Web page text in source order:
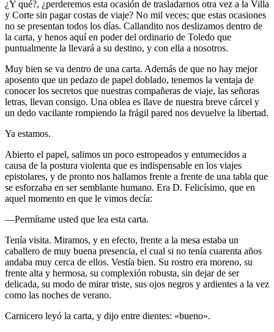
¿Y qué?, ¿perderemos esta ocasión de trasladarnos otra vez a la Villa
y Corte sin pagar costas de viaje? No mil veces; que estas ocasiones
no se presentan todos los días. Callandito nos deslizamos dentro de
la carta, y henos aquí en poder del ordinario de Toledo que
puntualmente la llevará a su destino, y con ella a nosotros.
Muy bien se va dentro de una carta. Además de que no hay mejor
aposento que un pedazo de papel doblado, tenemos la ventaja de
conocer los secretos que nuestras compañeras de viaje, las señoras
letras, llevan consigo. Una oblea es llave de nuestra breve cárcel y
un dedo vacilante rompiendo la frágil pared nos devuelve la libertad.
Ya estamos.
Abierto el papel, salimos un poco estropeados y entumecidos a
causa de la postura violenta que es indispensable en los viajes
epistolares, y de pronto nos hallamos frente a frente de una tabla que
se esforzaba en ser semblante humano. Era D. Felicísimo, que en
aquel momento en que le vimos decía:
—Permítame usted que lea esta carta.
Tenía visita. Miramos, y en efecto, frente a la mesa estaba un
caballero de muy buena presencia, el cual si no tenía cuarenta años
andaba muy cerca de ellos. Vestía bien. Su rostro era moreno, su
frente alta y hermosa, su complexión robusta, sin dejar de ser
delicada, su modo de mirar triste, sus ojos negros y ardientes a la vez
como las noches de verano.
Carnicero leyó la carta, y dijo entre dientes: «bueno».